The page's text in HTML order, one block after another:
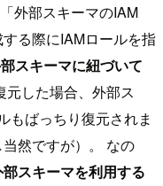
外部スキーマのIAM
る際にIAMロールを指
スキーマに紐づいて
した場合、外部ス
もばっちり復元されま
然ですが）。 なの
スキーマを利用する